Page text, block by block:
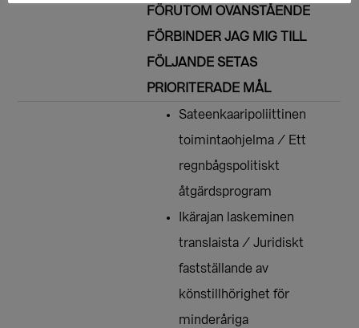
FÖRUTOM OVANSTÅENDE
FÖRBINDER JAG MIG TILL
FÖLJANDE SETAS
PRIORITERADE MÅL
Sateenkaaripoliittinen
toimintaohjelma / Ett
regnbågspolitiskt
åtgärdsprogram
Ikärajan laskeminen
translaista / Juridiskt
fastställande av
könstillhörighet för
minderåriga